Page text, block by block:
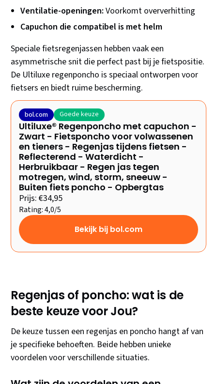
Ventilatie-openingen: Voorkomt oververhitting
Capuchon die compatibel is met helm
Speciale fietsregenjassen hebben vaak een
asymmetrische snit die perfect past bij je fietspositie.
De Ultiluxe regenponcho is speciaal ontworpen voor
fietsers en biedt ruime bescherming.
bol.com Goede keuze
Ultiluxe® Regenponcho met capuchon -
Zwart - Fietsponcho voor volwassenen
en tieners - Regenjas tijdens fietsen -
Reflecterend - Waterdicht -
Herbruikbaar - Regen jas tegen
motregen, wind, storm, sneeuw -
Buiten fiets poncho - Opbergtas
Prijs: €34,95
Rating: 4,0/5
Bekijk bij bol.com
Regenjas of poncho: wat is de
beste keuze voor Jou?
De keuze tussen een regenjas en poncho hangt af van
je specifieke behoeften. Beide hebben unieke
voordelen voor verschillende situaties.